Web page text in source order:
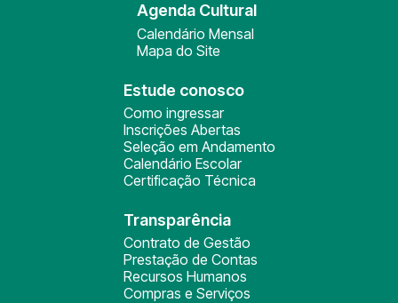
Agenda Cultural
Calendário Mensal
Mapa do Site
Estude conosco
Como ingressar
Inscrições Abertas
Seleção em Andamento
Calendário Escolar
Certificação Técnica
Transparência
Contrato de Gestão
Prestação de Contas
Recursos Humanos
Compras e Serviços